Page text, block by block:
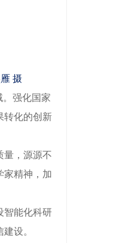
摄
强化国家
转化的创新
，源源不
家精神，加
智能化科研
设。